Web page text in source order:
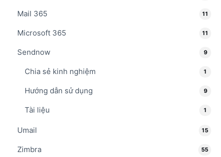
Mail 365 11
Microsoft 365 11
Sendnow 9
Chia sẻ kinh nghiệm 1
Hướng dẫn sử dụng 9
Tài liệu 1
Umail 15
Zimbra 55